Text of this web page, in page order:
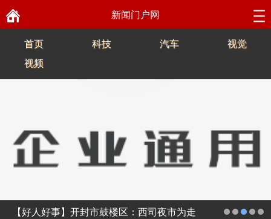
新闻门户网
首页 科技 汽车
视觉
视频
【好人好事】开封市鼓楼区：西司夜市为走